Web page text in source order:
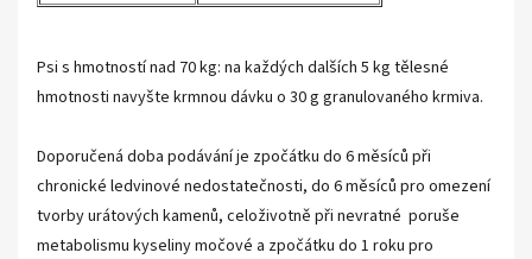
Psi s hmotností nad 70 kg: na každých dalších 5 kg tělesné
hmotnosti navyšte krmnou dávku o 30 g granulovaného krmiva.
Doporučená doba podávání je zpočátku do 6 měsíců při
chronické ledvinové nedostatečnosti, do 6 měsíců pro omezení
tvorby urátových kamenů, celoživotně při nevratné poruše
metabolismu kyseliny močové a zpočátku do 1 roku pro